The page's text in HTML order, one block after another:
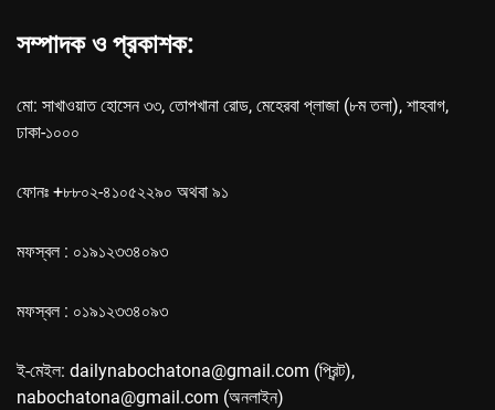
সম্পাদক ও প্রকাশক:
মো: সাখাওয়াত হোসেন ৩৩, তোপখানা রোড, মেহেরবা প্লাজা (৮ম তলা), শাহবাগ,
ঢাকা-১০০০
ফোনঃ +৮৮০২-৪১০৫২২৯০ অথবা ৯১
মফস্বল : ০১৯১২৩৩৪০৯৩
মফস্বল : ০১৯১২৩৩৪০৯৩
ই-মেইল: dailynabochatona@gmail.com (প্রিন্ট),
nabochatona@gmail.com (অনলাইন)